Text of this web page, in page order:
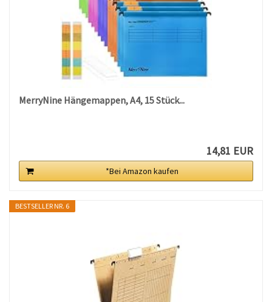
MerryNine Hängemappen, A4, 15 Stück...
14,81 EUR
*Bei Amazon kaufen
BESTSELLER NR. 6